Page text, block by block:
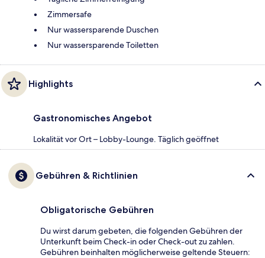
Zimmersafe
Nur wassersparende Duschen
Nur wassersparende Toiletten
Highlights
Gastronomisches Angebot
Lokalität vor Ort – Lobby-Lounge. Täglich geöffnet
Gebühren & Richtlinien
Obligatorische Gebühren
Du wirst darum gebeten, die folgenden Gebühren der
Unterkunft beim Check-in oder Check-out zu zahlen.
Gebühren beinhalten möglicherweise geltende Steuern: